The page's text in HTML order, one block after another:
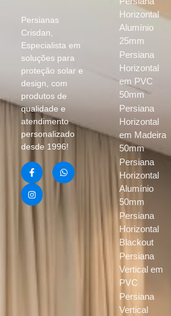
Persianas
Crisdan,
Especialista em
soluções para
proteção solar e
design, com
produtos de
qualidade e
atendimento
personalizado
desde 1996!
Horizontal
Alumínio
25mm
Persiana
Horizontal
em PVC
50mm
Persiana
Horizontal
em Madeira
50mm
Persiana
Horizontal
Alumínio
50mm
Persiana
Horizontal
Blackout
Persiana
Vertical em
PVC
Persiana
Vertical